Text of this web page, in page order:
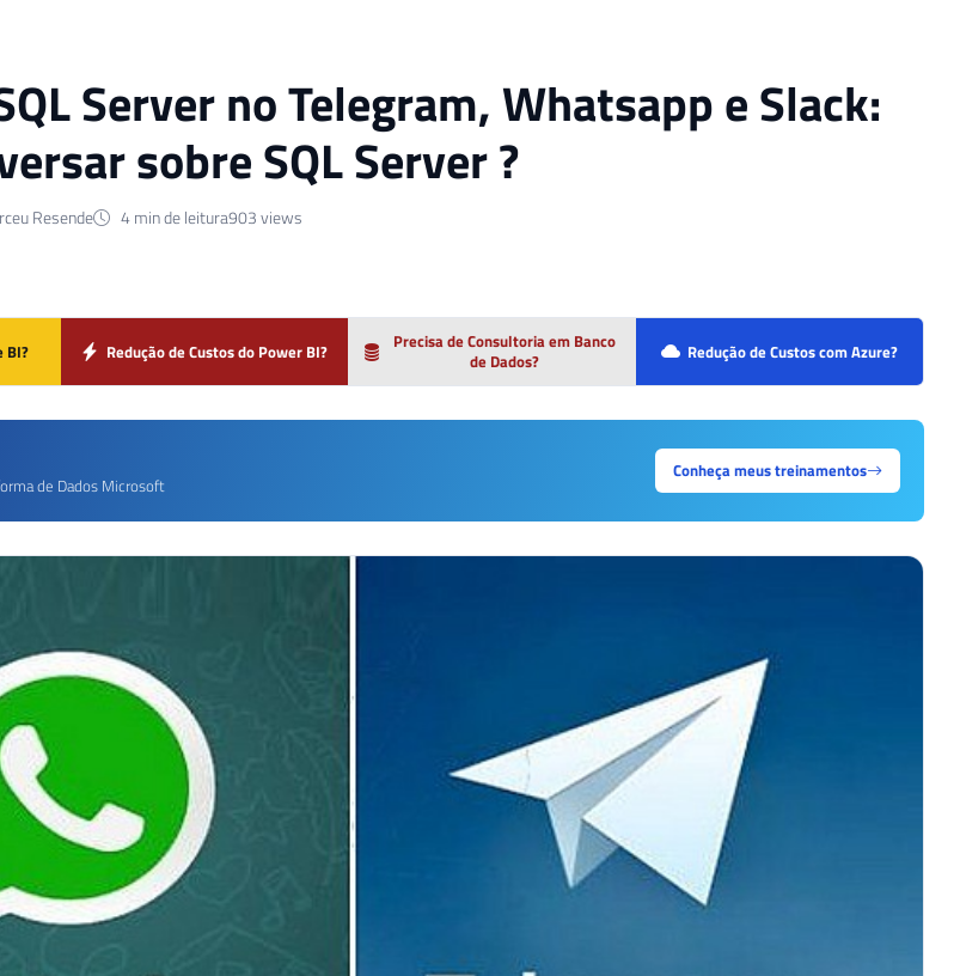
Server no Telegram, Whatsapp e Slack:
sobre SQL Server ?
Resende 4 min de leitura903 views
BI? Redução de Custos do Power BI?
Precisa de Consultoria em Banco
de Dados?
Redução de Custos com Azure?
de Dados Microsoft
Conheça meus treinamentos